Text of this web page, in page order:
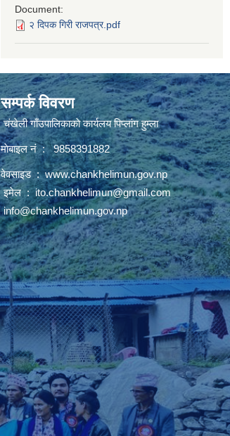
Document:
२ दिपक गिरी राजपत्र.pdf
सम्पर्क विवरण
चंखेली गाँउपालिकाकाे कार्यलय पिप्लांग हुम्ला
माेबाइल नं : 9858391882
वेवसाइड :www.chankhelimun.gov.np
इमेल :ito.chankhelimun@gmail.com
info@chankhelimun.gov.np